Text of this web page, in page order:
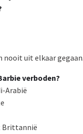
nooit uit elkaar gegaan.
verboden?
Arabië
Brittannië